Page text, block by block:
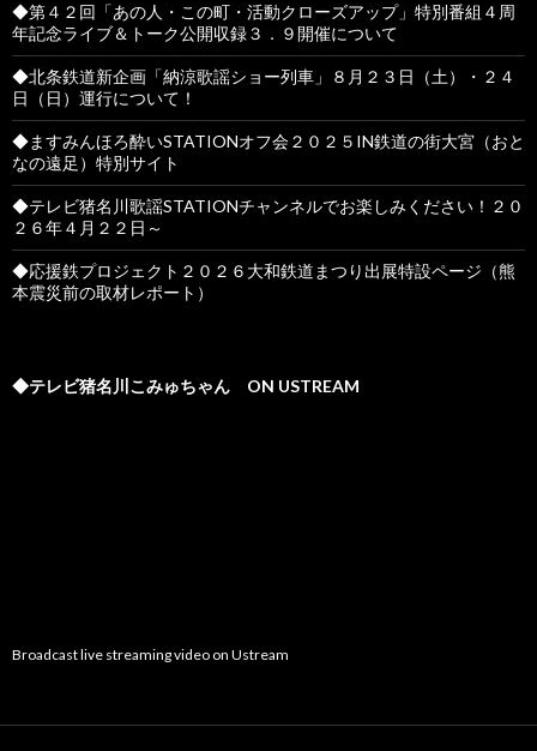
◆第４２回「あの人・この町・活動クローズアップ」特別番組４周
年記念ライブ＆トーク公開収録３．９開催について
◆北条鉄道新企画「納涼歌謡ショー列車」８月２３日（土）・２４
日（日）運行について！
◆ますみんほろ酔いSTATIONオフ会２０２５IN鉄道の街大宮（おと
なの遠足）特別サイト
◆テレビ猪名川歌謡STATIONチャンネルでお楽しみください！２０
２６年４月２２日～
◆応援鉄プロジェクト２０２６大和鉄道まつり出展特設ページ（熊
本震災前の取材レポート）
◆テレビ猪名川こみゅちゃん ON USTREAM
Broadcast live streaming video on Ustream